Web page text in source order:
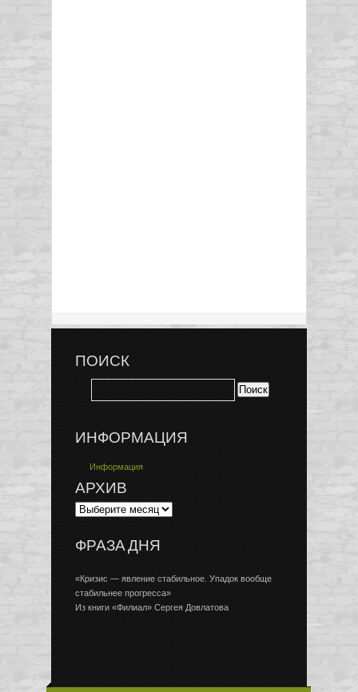
ПОИСК
ИНФОРМАЦИЯ
Информация
АРХИВ
ФРАЗА ДНЯ
«Кризис — явление стабильное. Упадок вообще
стабильнее прогресса»
Из книги «Филиал» Сергея Довлатова